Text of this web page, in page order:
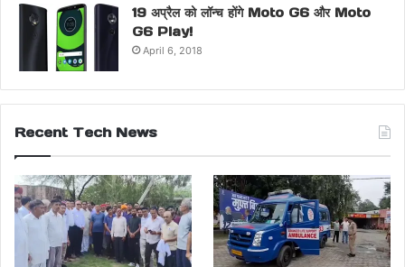
19 अप्रैल को लॉन्च होंगे Moto G6 और Moto
G6 Play!
April 6, 2018
Recent Tech News